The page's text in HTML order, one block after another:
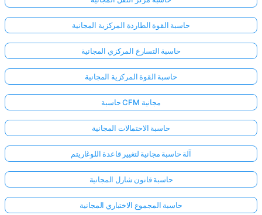
حاسبة القوة الطاردة المركزية المجانية
حاسبة التسارع المركزي المجانية
حاسبة القوة المركزية المجانية
حاسبة CFM مجانية
حاسبة الاحتمالات المجانية
آلة حاسبة مجانية لتغيير قاعدة اللوغاريتم
حاسبة قانون شارل المجانية
حاسبة المجموع الاختباري المجانية